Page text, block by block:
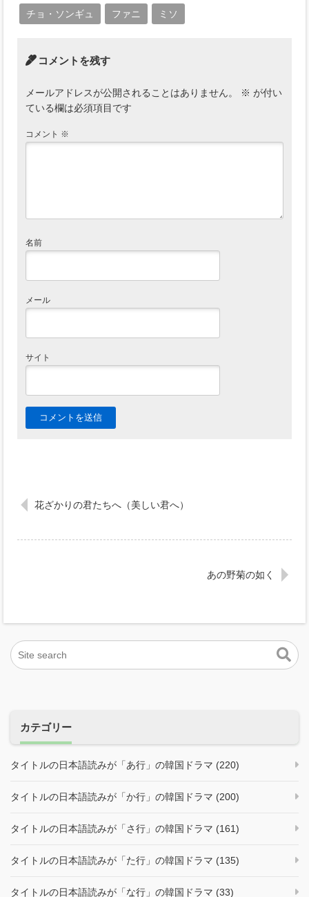
チョ・ソンギュ ファニ ミソ
コメントを残す
メールアドレスが公開されることはありません。 ※ が付い
ている欄は必須項目です
コメント ※
名前
メール
サイト
花ざかりの君たちへ（美しい君へ）
あの野菊の如く
カテゴリー
タイトルの日本語読みが「あ行」の韓国ドラマ (220)
タイトルの日本語読みが「か行」の韓国ドラマ (200)
タイトルの日本語読みが「さ行」の韓国ドラマ (161)
タイトルの日本語読みが「た行」の韓国ドラマ (135)
タイトルの日本語読みが「な行」の韓国ドラマ (33)